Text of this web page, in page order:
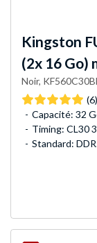
Kingston
(2x 16 Go)
Noir,
(6)
Capacité: 32
Timing: CL30
Standard: